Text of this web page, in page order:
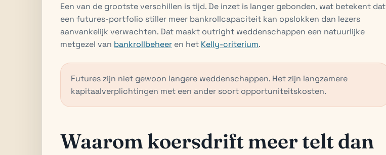
Een van de grootste verschillen is tijd. De inzet is langer gebonden, wat betekent dat
een futures-portfolio stiller meer bankrollcapaciteit kan opslokken dan lezers
aanvankelijk verwachten. Dat maakt outright weddenschappen een natuurlijke
metgezel van bankrollbeheer en het Kelly-criterium.
Futures zijn niet gewoon langere weddenschappen. Het zijn langzamere
kapitaalverplichtingen met een ander soort opportuniteitskosten.
Waarom koersdrift meer telt dan